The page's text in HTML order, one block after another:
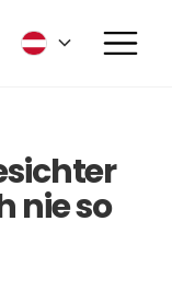
nie so